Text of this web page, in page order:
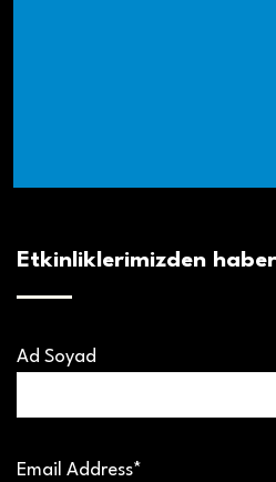
Etkinliklerimizden
Ad Soyad
Email Address*